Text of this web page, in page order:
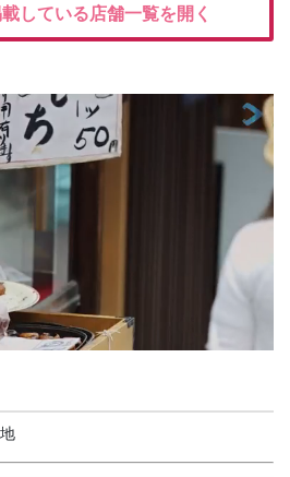
している店舗一覧を開く